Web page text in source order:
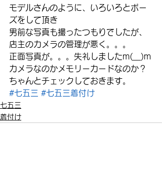
モデルさんのように、いろいろとポー
ズをして頂き
男前な写真も撮ったつもりでしたが、
店主のカメラの管理が悪く。。。
正面写真が。。。失礼しましたm(__)m
カメラなのかメモリーカードなのか？
ちゃんとチェックしておきます。
#七五三 #七五三着付け
七五三
着付け